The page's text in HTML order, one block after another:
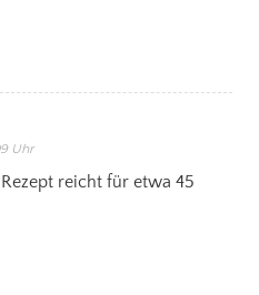
Uhr
reicht für etwa 45